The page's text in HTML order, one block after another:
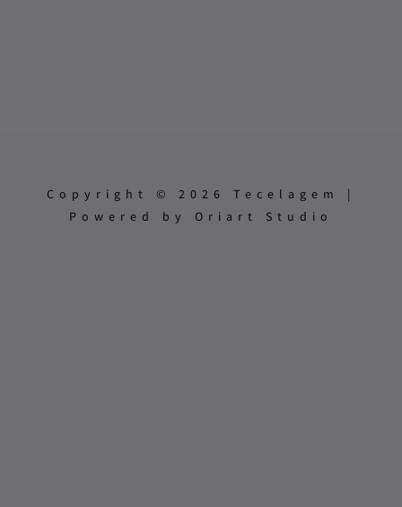
Copyright © 2026 Tecelagem |
Powered by Oriart Studio